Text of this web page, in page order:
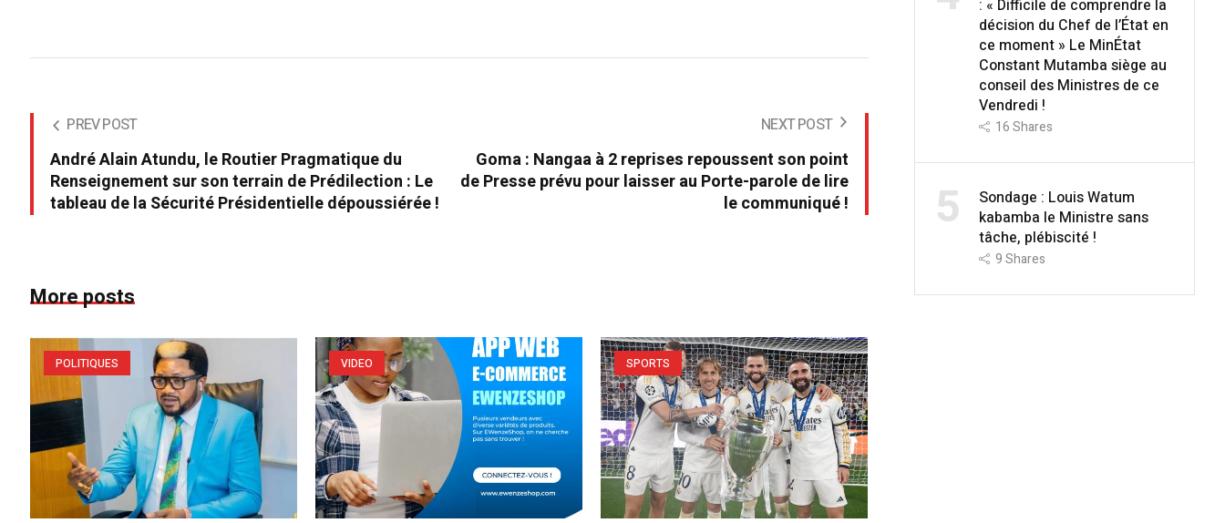
PREV POST
André Alain Atundu, le Routier Pragmatique du
Renseignement sur son terrain de Prédilection : Le
tableau de la Sécurité Présidentielle dépoussiérée !
NEXT POST
Goma : Nangaa à 2 reprises repoussent son point
de Presse prévu pour laisser au Porte-parole de lire
le communiqué !
More posts
POLITIQUES VIDEO SPORTS
: « Difficile de comprendre la
décision du Chef de l’État en
ce moment » Le MinÉtat
Constant Mutamba siège au
conseil des Ministres de ce
Vendredi !
16Shares
5
Sondage : Louis Watum
kabamba le Ministre sans
tâche, plébiscité !
9Shares